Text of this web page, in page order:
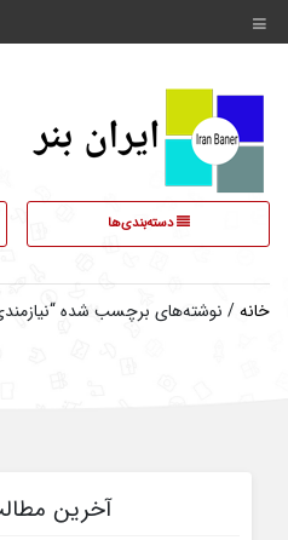
دسته‌بندی‌ها
خانه/ نوشته‌های برچسب شده
آخرین